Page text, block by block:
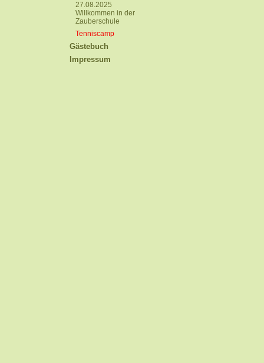
27.08.2025
Willkommen in der
Zauberschule
Tenniscamp
Gästebuch
Impressum